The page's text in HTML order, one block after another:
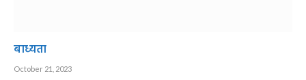
बाध्यता
October 21, 2023